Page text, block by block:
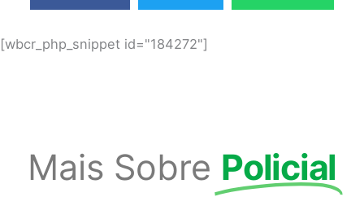
[wbcr_php_snippet id="184272"]
Mais Sobre Policial